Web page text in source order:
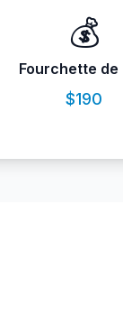
💰
Fourchette de
$190